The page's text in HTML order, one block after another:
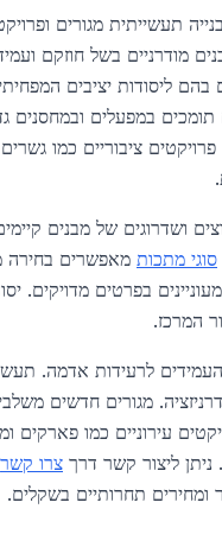
תעשייתית מגורים
מודרניים בשל חוזקם
ליסודות יציבים
במפעלים ובמחסנים
שקלים לטון. פרויקטים ציבוריים כמו
ושדרוגים של מבנים
סוגי מתכות מאפשרים בחירה
בפרטים מדויקים.
המרכז.
העמידים לרעידות אדמה.
מגורים חדשים
עירוניים כמו פארקים
ליצור קשר דרך צרו קשר
ומחירים תחרותיים בשקלים.